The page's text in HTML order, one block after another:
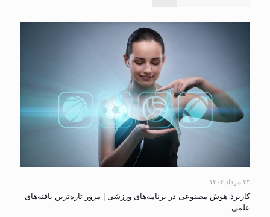
۲۳ مرداد ۱۴۰۴
کاربرد هوش مصنوعی در برنامه‌های ورزشی | مرور تازه‌ترین یافته‌های
علمی